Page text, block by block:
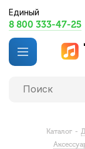
Единый
8 800 333-47-25
Каталог -